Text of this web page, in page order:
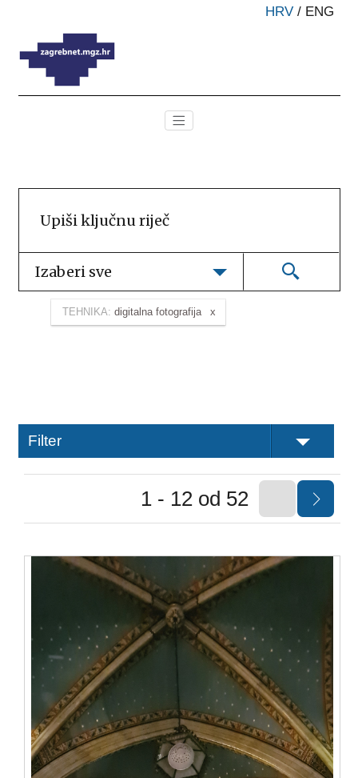
HRV / ENG
Izaberi sve
TEHNIKA: digitalna fotografija
Filter
1 - 12 od 52